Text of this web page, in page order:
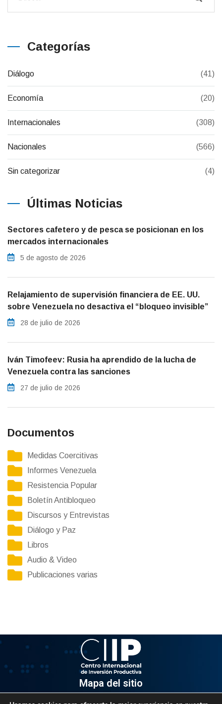
Categorías
Diálogo (41)
Economía (20)
Internacionales (308)
Nacionales (566)
Sin categorizar (4)
Últimas Noticias
Sectores cafetero y de pesca se posicionan en los
mercados internacionales
5 de agosto de 2026
Relajamiento de supervisión financiera de EE. UU.
sobre Venezuela no desactiva el “bloqueo invisible”
28 de julio de 2026
Iván Timofeev: Rusia ha aprendido de la lucha de
Venezuela contra las sanciones
27 de julio de 2026
Documentos
Medidas Coercitivas
Informes Venezuela
Resistencia Popular
Boletín Antibloqueo
Discursos y Entrevistas
Diálogo y Paz
Libros
Audio & Video
Publicaciones varias
Mapa del sitio